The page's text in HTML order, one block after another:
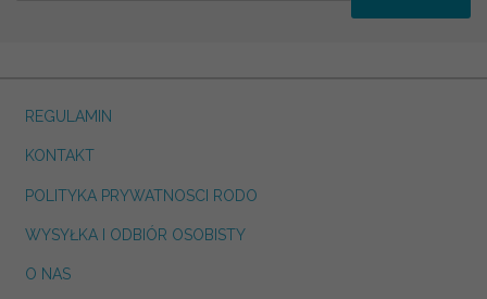
REGULAMIN
KONTAKT
POLITYKA PRYWATNOSCI RODO
WYSYŁKA I ODBIÓR OSOBISTY
O NAS